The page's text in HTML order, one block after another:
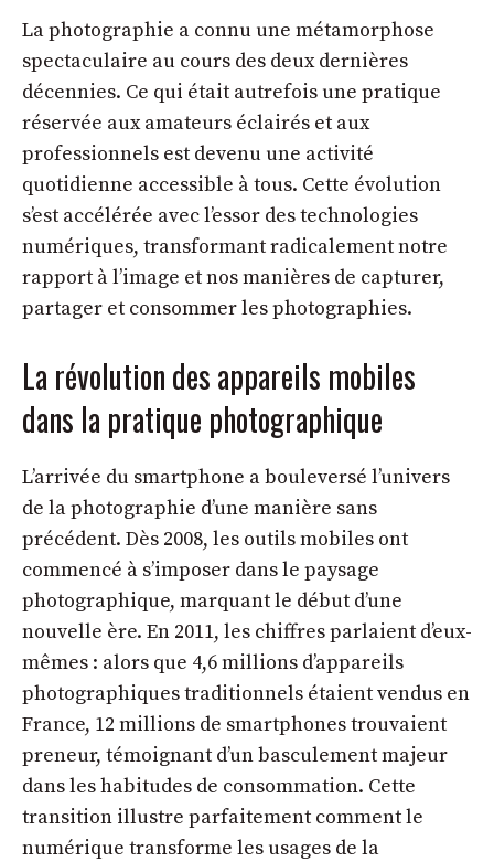
La photographie a connu une métamorphose
spectaculaire au cours des deux dernières
décennies. Ce qui était autrefois une pratique
réservée aux amateurs éclairés et aux
professionnels est devenu une activité
quotidienne accessible à tous. Cette évolution
s’est accélérée avec l’essor des technologies
numériques, transformant radicalement notre
rapport à l’image et nos manières de capturer,
partager et consommer les photographies.
La révolution des appareils mobiles
dans la pratique photographique
L’arrivée du smartphone a bouleversé l’univers
de la photographie d’une manière sans
précédent. Dès 2008, les outils mobiles ont
commencé à s’imposer dans le paysage
photographique, marquant le début d’une
nouvelle ère. En 2011, les chiffres parlaient d’eux-
mêmes : alors que 4,6 millions d’appareils
photographiques traditionnels étaient vendus en
France, 12 millions de smartphones trouvaient
preneur, témoignant d’un basculement majeur
dans les habitudes de consommation. Cette
transition illustre parfaitement commentle
numérique transforme les usages de la